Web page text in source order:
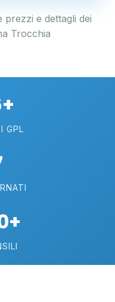
e dettagli dei
Trocchia
GPL